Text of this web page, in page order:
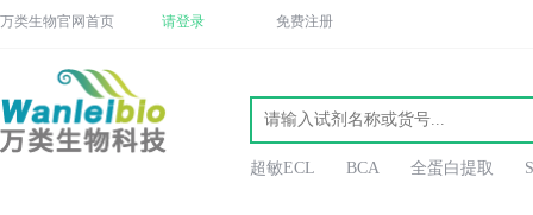
万类生物官网首页 请登录 免费注册
超敏ECL BCA 全蛋白提取